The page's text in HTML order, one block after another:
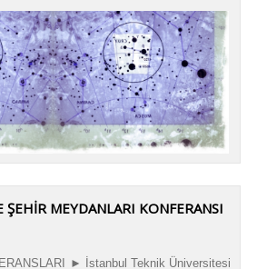
ŞEHIR MEYDANLARI KONFERANSI
► İstanbul Teknik Üniversitesi